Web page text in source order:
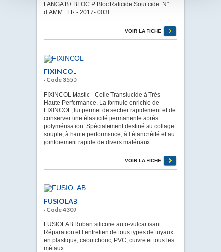
FANGA B+ BLOC P Bloc Raticide Souricide. N°
d’AMM : FR - 2017- 0038.
VOIR LA FICHE
FIXINCOL
· Code 3550
FIXINCOL Mastic - Colle Translucide à Très
Haute Performance. La formule enrichie de
FIXINCOL, lui permet de sécher rapidement et de
conserver une élasticité permanente après
polymérisation. Spécialement destiné au collage
souple, à haute performance, à l’étanchéité et au
jointoiement rapide de divers matériaux.
VOIR LA FICHE
FUSIOLAB
· Code 4309
FUSIOLAB Ruban silicone auto-vulcanisant.
Réparation et l’entretien de tous types de tuyaux
en plastique, caoutchouc, PVC, cuivre et tous les
métaux.